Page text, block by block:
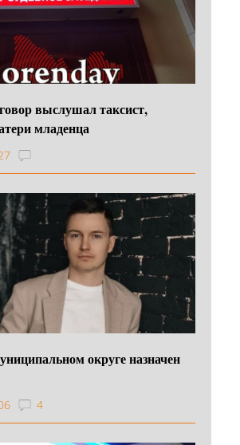
выслушал таксист,
младенца
округе назначен
4